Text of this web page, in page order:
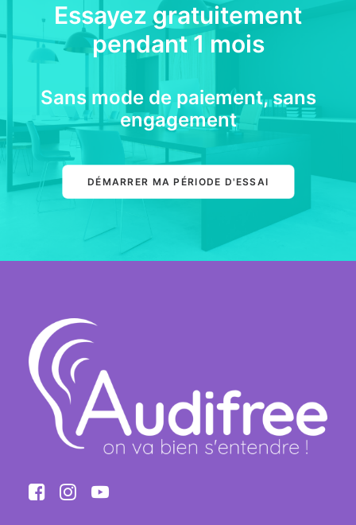
Essayez gratuitement
pendant 1 mois
Sans mode de paiement, sans
engagement
DÉMARRER MA PÉRIODE D'ESSAI